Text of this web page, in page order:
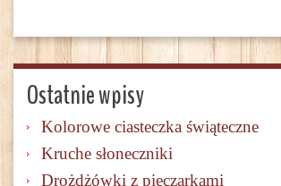
Ostatnie wpisy
Kolorowe ciasteczka świąteczne
Kruche słoneczniki
Drożdżówki z pieczarkami